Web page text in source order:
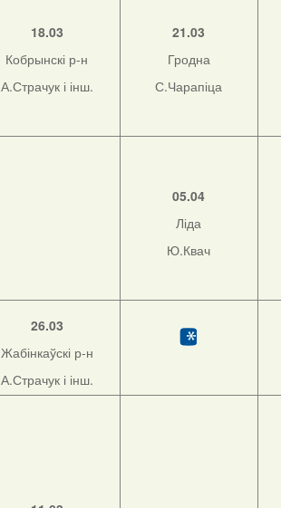
18.03
Кобрынскі р-н
А.Страчук і інш.
21.03
Гродна
С.Чарапіца
05.04
Ліда
Ю.Квач
26.03
Жабінкаўскі р-н
А.Страчук і інш.